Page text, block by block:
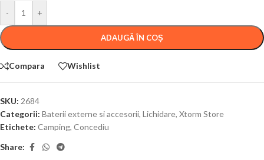
- +
ADAUGĂ ÎN COȘ
Compara Wishlist
SKU: 2684
Categorii: Baterii externe si accesorii, Lichidare, Xtorm Store
Etichete: Camping, Concediu
Share: